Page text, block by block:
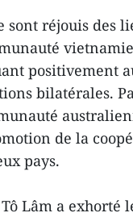
sont réjouis des
positivement
bilatérales.
de la
pays.
Lâm a exhorté